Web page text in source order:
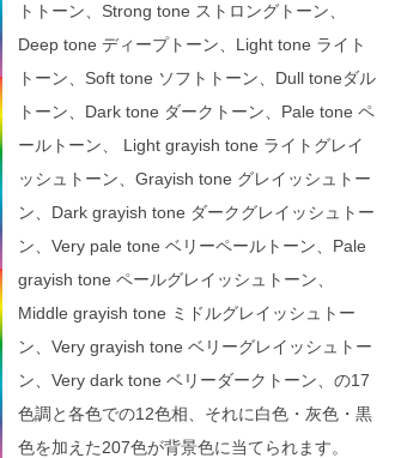
トトーン、Strong tone ストロングトーン、
Deep tone ディープトーン、Light tone ライト
トーン、Soft tone ソフトトーン、Dull toneダル
トーン、Dark tone ダークトーン、Pale tone ペ
ールトーン、 Light grayish tone ライトグレイ
ッシュトーン、Grayish tone グレイッシュトー
ン、Dark grayish tone ダークグレイッシュトー
ン、Very pale tone ベリーペールトーン、Pale
grayish tone ペールグレイッシュトーン、
Middle grayish tone ミドルグレイッシュトー
ン、Very grayish tone ベリーグレイッシュトー
ン、Very dark tone ベリーダークトーン、の17
色調と各色での12色相、それに白色・灰色・黒
色を加えた207色が背景色に当てられます。